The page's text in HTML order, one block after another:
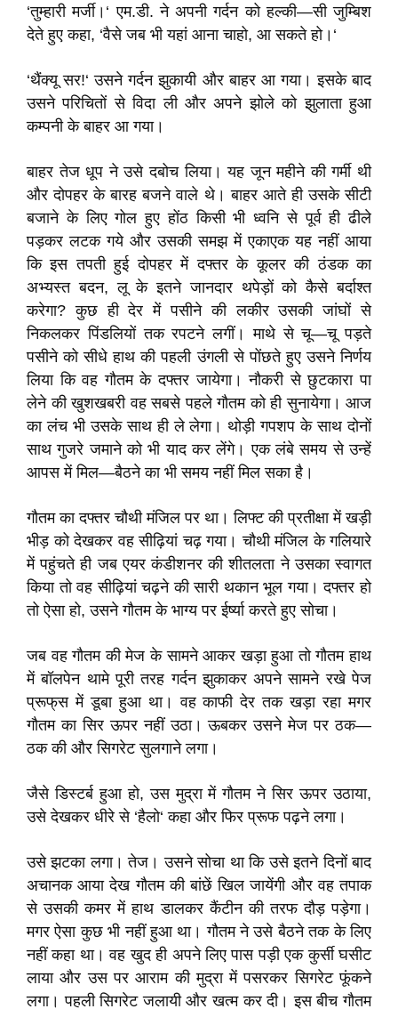
‘तुम्हारी मर्जी।‘ एम.डी. ने अपनी गर्दन को हल्की—सी जुम्बिश
देते हुए कहा, ‘वैसे जब भी यहां आना चाहो, आ सकते हो।‘
‘थैंक्यू सर!‘ उसने गर्दन झुकायी और बाहर आ गया। इसके बाद
उसने परिचितों से विदा ली और अपने झोले को झुलाता हुआ
कम्पनी के बाहर आ गया।
बाहर तेज धूप ने उसे दबोच लिया। यह जून महीने की गर्मी थी
और दोपहर के बारह बजने वाले थे। बाहर आते ही उसके सीटी
बजाने के लिए गोल हुए होंठ किसी भी ध्वनि से पूर्व ही ढीले
पड़कर लटक गये और उसकी समझ में एकाएक यह नहीं आया
कि इस तपती हुई दोपहर में दफ्तर के कूलर की ठंडक का
अभ्यस्त बदन, लू के इतने जानदार थपेड़ों को कैसे बर्दाश्त
करेगा? कुछ ही देर में पसीने की लकीर उसकी जांघों से
निकलकर पिंडलियों तक रपटने लगीं। माथे से चू—चू पड़ते
पसीने को सीधे हाथ की पहली उंगली से पोंछते हुए उसने निर्णय
लिया कि वह गौतम के दफ्तर जायेगा। नौकरी से छुटकारा पा
लेने की खुशखबरी वह सबसे पहले गौतम को ही सुनायेगा। आज
का लंच भी उसके साथ ही ले लेगा। थोड़ी गपशप के साथ दोनों
साथ गुजरे जमाने को भी याद कर लेंगे। एक लंबे समय से उन्हें
आपस में मिल—बैठने का भी समय नहीं मिल सका है।
गौतम का दफ्तर चौथी मंजिल पर था। लिफ्ट की प्रतीक्षा में खड़ी
भीड़ को देखकर वह सीढ़ियां चढ़ गया। चौथी मंजिल के गलियारे
में पहुंचते ही जब एयर कंडीशनर की शीतलता ने उसका स्वागत
किया तो वह सीढ़ियां चढ़ने की सारी थकान भूल गया। दफ्तर हो
तो ऐसा हो, उसने गौतम के भाग्य पर ईर्ष्या करते हुए सोचा।
जब वह गौतम की मेज के सामने आकर खड़ा हुआ तो गौतम हाथ
में बॉलपेन थामे पूरी तरह गर्दन झुकाकर अपने सामने रखे पेज
प्रूफ्‌स में डूबा हुआ था। वह काफी देर तक खड़ा रहा मगर
गौतम का सिर ऊपर नहीं उठा। ऊबकर उसने मेज पर ठक—
ठक की और सिगरेट सुलगाने लगा।
जैसे डिस्टर्ब हुआ हो, उस मुद्रा में गौतम ने सिर ऊपर उठाया,
उसे देखकर धीरे से ‘हैलो‘ कहा और फिर प्रूफ पढ़ने लगा।
उसे झटका लगा। तेज। उसने सोचा था कि उसे इतने दिनों बाद
अचानक आया देख गौतम की बांछें खिल जायेंगी और वह तपाक
से उसकी कमर में हाथ डालकर कैंटीन की तरफ दौड़ पड़ेगा।
मगर ऐसा कुछ भी नहीं हुआ था। गौतम ने उसे बैठने तक के लिए
नहीं कहा था। वह खुद ही अपने लिए पास पड़ी एक कुर्सी घसीट
लाया और उस पर आराम की मुद्रा में पसरकर सिगरेट फूंकने
लगा। पहली सिगरेट जलायी और खत्म कर दी। इस बीच गौतम